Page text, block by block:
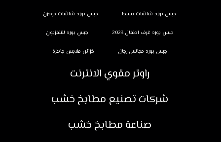
جبس بورد شاشات بسيط جبس بورد شاشات مودرن
جبس بورد غرف اطفال 2023 جبس بورد للتلفزيون
جبس بورد مجالس رجال خزائن ملابس جاهزة
راوتر مقوي الانترنت
شركات تصنيع مطابخ خشب
صناعة مطابخ خشب